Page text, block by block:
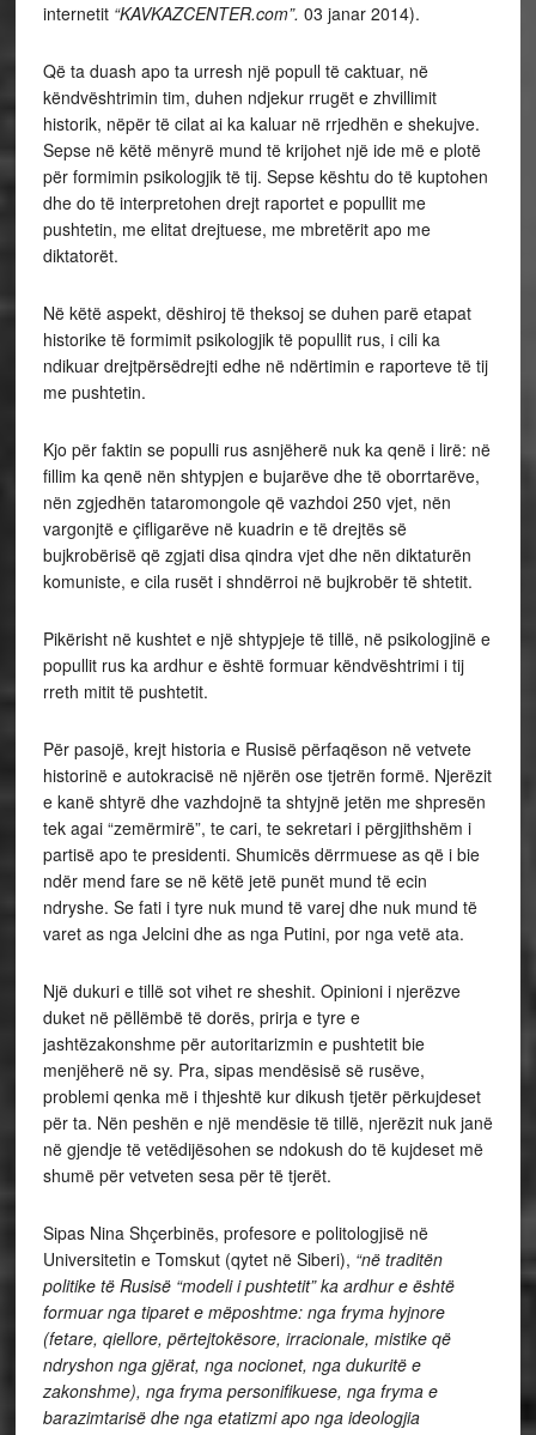
internetit “KAVKAZCENTER.com”. 03 janar 2014).
Që ta duash apo ta urresh një popull të caktuar, në
këndvështrimin tim, duhen ndjekur rrugët e zhvillimit
historik, nëpër të cilat ai ka kaluar në rrjedhën e shekujve.
Sepse në këtë mënyrë mund të krijohet një ide më e plotë
për formimin psikologjik të tij. Sepse kështu do të kuptohen
dhe do të interpretohen drejt raportet e popullit me
pushtetin, me elitat drejtuese, me mbretërit apo me
diktatorët.
Në këtë aspekt, dëshiroj të theksoj se duhen parë etapat
historike të formimit psikologjik të popullit rus, i cili ka
ndikuar drejtpërsëdrejti edhe në ndërtimin e raporteve të tij
me pushtetin.
Kjo për faktin se populli rus asnjëherë nuk ka qenë i lirë: në
fillim ka qenë nën shtypjen e bujarëve dhe të oborrtarëve,
nën zgjedhën tataromongole që vazhdoi 250 vjet, nën
vargonjtë e çifligarëve në kuadrin e të drejtës së
bujkrobërisë që zgjati disa qindra vjet dhe nën diktaturën
komuniste, e cila rusët i shndërroi në bujkrobër të shtetit.
Pikërisht në kushtet e një shtypjeje të tillë, në psikologjinë e
popullit rus ka ardhur e është formuar këndvështrimi i tij
rreth mitit të pushtetit.
Për pasojë, krejt historia e Rusisë përfaqëson në vetvete
historinë e autokracisë në njërën ose tjetrën formë. Njerëzit
e kanë shtyrë dhe vazhdojnë ta shtyjnë jetën me shpresën
tek agai “zemërmirë”, te cari, te sekretari i përgjithshëm i
partisë apo te presidenti. Shumicës dërrmuese as që i bie
ndër mend fare se në këtë jetë punët mund të ecin
ndryshe. Se fati i tyre nuk mund të varej dhe nuk mund të
varet as nga Jelcini dhe as nga Putini, por nga vetë ata.
Një dukuri e tillë sot vihet re sheshit. Opinioni i njerëzve
duket në pëllëmbë të dorës, prirja e tyre e
jashtëzakonshme për autoritarizmin e pushtetit bie
menjëherë në sy. Pra, sipas mendësisë së rusëve,
problemi qenka më i thjeshtë kur dikush tjetër përkujdeset
për ta. Nën peshën e një mendësie të tillë, njerëzit nuk janë
në gjendje të vetëdijësohen se ndokush do të kujdeset më
shumë për vetveten sesa për të tjerët.
Sipas Nina Shçerbinës, profesore e politologjisë në
Universitetin e Tomskut (qytet në Siberi), “në traditën
politike të Rusisë “modeli i pushtetit” ka ardhur e është
formuar nga tiparet e mëposhtme: nga fryma hyjnore
(fetare, qiellore, përtejtokësore, irracionale, mistike që
ndryshon nga gjërat, nga nocionet, nga dukuritë e
zakonshme), nga fryma personifikuese, nga fryma e
barazimtarisë dhe nga etatizmi apo nga ideologjia